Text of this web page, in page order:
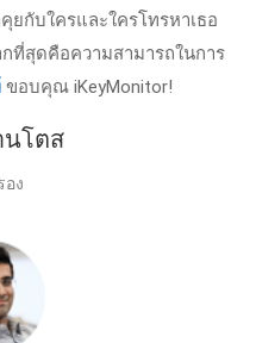
ยกับใครและใครโทรหาเธอ
ที่สุดคือความสามารถในการ
ขอบคุณ iKeyMonitor!
นโตส
อง